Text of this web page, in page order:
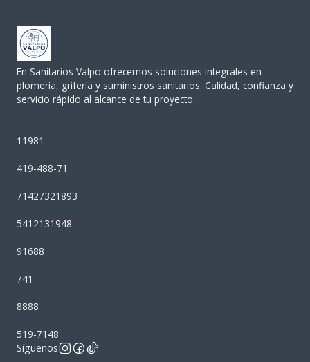
En Sanitarios Valpo ofrecemos soluciones integrales en
plomería, grifería y suministros sanitarios. Calidad, confianza y
servicio rápido al alcance de tu proyecto.
11981
419-488-71
71427321893
5412131948
91688
741
8888
519-7148
Síguenos